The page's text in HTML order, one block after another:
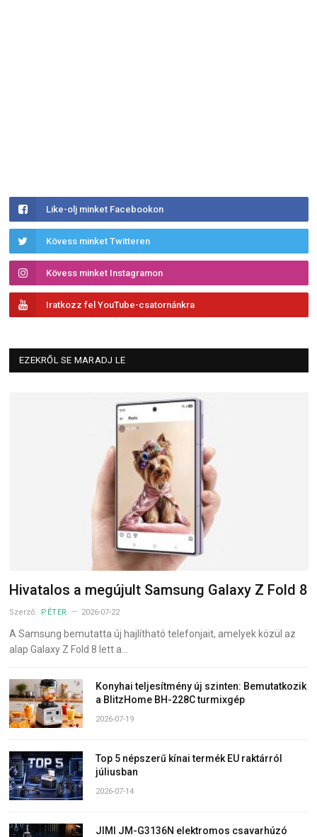
Like-olj minket Facebookon
Kövess minket Twitteren
Kövess minket Instagramon
Iratkozz fel YouTube-csatornánkra
EZEKRŐL SE MARADJ LE
Hivatalos a megújult Samsung Galaxy Z Fold 8
Szerző: PÉTER 2026-07-22
A Samsung bemutatta új hajlítható telefonjait, amelyek közül az
alap Galaxy Z Fold 8 lett a…
Konyhai teljesítmény új szinten: Bemutatkozik
a BlitzHome BH-228C turmixgép
2026-07-19
Top 5 népszerű kínai termék EU raktárról
júliusban
2026-07-14
JIMI JM-G3136N elektromos csavarhúzó